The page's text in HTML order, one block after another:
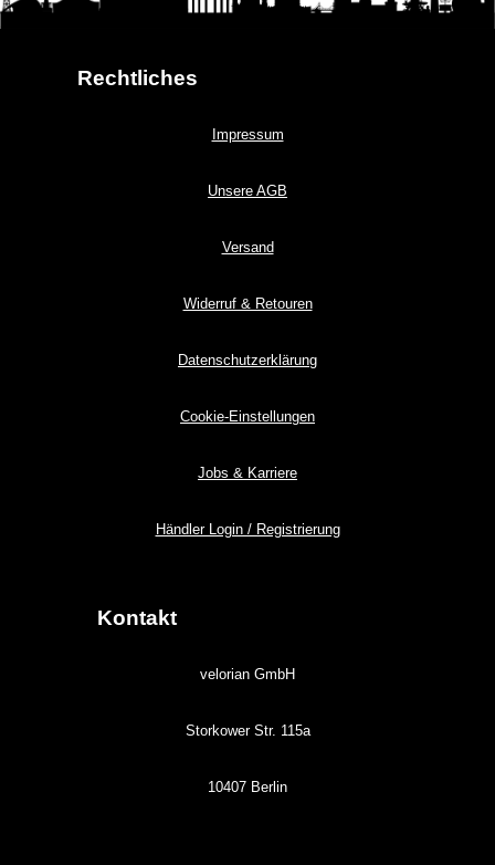
Rechtliches
Impressum
Unsere AGB
Versand
Widerruf & Retouren
Datenschutzerklärung
Cookie-Einstellungen
Jobs & Karriere
Händler Login / Registrierung
Kontakt
velorian GmbH
Storkower Str. 115a
10407 Berlin